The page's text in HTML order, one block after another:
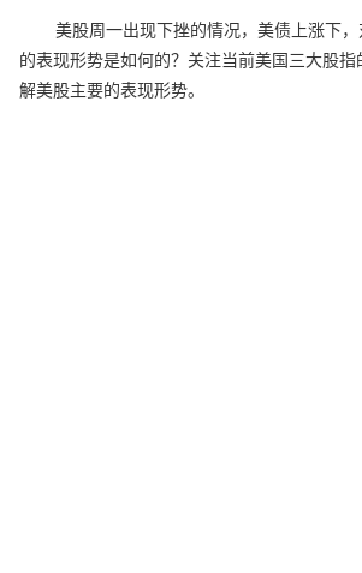
美股周一出现下挫的情况，美债上涨下，
的表现形势是如何的？关注当前美国三大股
解美股主要的表现形势。